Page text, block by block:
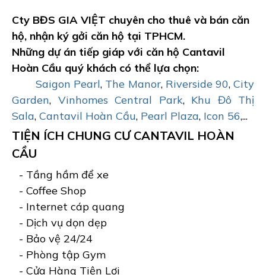
Cty BĐS GIA VIỆT chuyên cho thuê và bán căn
hộ, nhận ký gởi căn hộ tại TPHCM.
Những dự án tiếp giáp với căn hộ Cantavil
Hoàn Cầu quý khách có thể lựa chọn:
Saigon Pearl, The Manor, Riverside 90,City
Garden, Vinhomes Central Park, Khu Đô Thị
Sala, Cantavil Hoàn Cầu, Pearl Plaza, Icon 56,...
TIỆN ÍCH CHUNG CƯ CANTAVIL HOÀN
CẦU
- Tầng hầm để xe
- Coffee Shop
- Internet cáp quang
- Dịch vụ dọn dẹp
- Bảo vệ 24/24
- Phòng tập Gym
- Cửa Hàng Tiện Lợi